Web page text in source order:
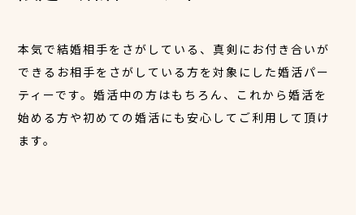
本気で結婚相手をさがしている、真剣にお付き合いが
できるお相手をさがしている方を対象にした婚活パー
ティーです。婚活中の方はもちろん、これから婚活を
始める方や初めての婚活にも安心してご利用して頂け
ます。